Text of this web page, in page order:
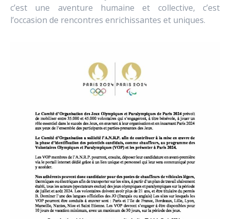
c’est une aventure humaine et collective, c’est
l’occasion de rencontres enrichissantes et uniques.